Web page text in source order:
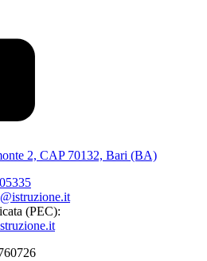
2, CAP 70132, Bari (BA)
(PEC):